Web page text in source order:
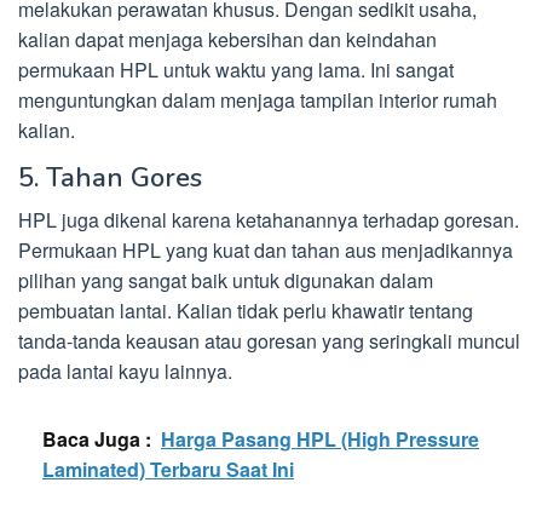
melakukan perawatan khusus. Dengan sedikit usaha,
kalian dapat menjaga kebersihan dan keindahan
permukaan HPL untuk waktu yang lama. Ini sangat
menguntungkan dalam menjaga tampilan interior rumah
kalian.
5. Tahan Gores
HPL juga dikenal karena ketahanannya terhadap goresan.
Permukaan HPL yang kuat dan tahan aus menjadikannya
pilihan yang sangat baik untuk digunakan dalam
pembuatan lantai. Kalian tidak perlu khawatir tentang
tanda-tanda keausan atau goresan yang seringkali muncul
pada lantai kayu lainnya.
Baca Juga : Harga Pasang HPL (High Pressure
Laminated) Terbaru Saat Ini